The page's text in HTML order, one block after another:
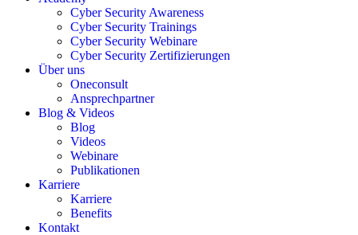
Cyber Security Awareness
Cyber Security Trainings
Cyber Security Webinare
Cyber Security Zertifizierungen
Über uns
Oneconsult
Ansprechpartner
Blog & Videos
Blog
Videos
Webinare
Publikationen
Karriere
Karriere
Benefits
Kontakt